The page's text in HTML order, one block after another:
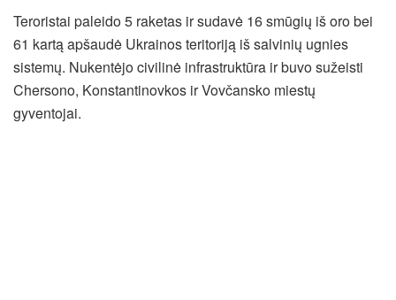
Teroristai paleido 5 raketas ir sudavė 16 smūgių iš oro bei
61 kartą apšaudė Ukrainos teritoriją iš salvinių ugnies
sistemų. Nukentėjo civilinė infrastruktūra ir buvo sužeisti
Chersono, Konstantinovkos ir Vovčansko miestų
gyventojai.